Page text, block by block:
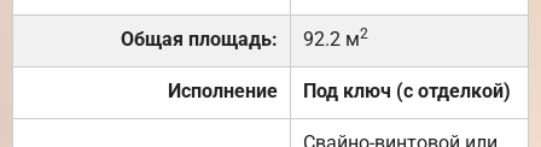
Общая площадь: 92.2 м2
Исполнение Под ключ (с отделкой)
Свайно-винтовой или